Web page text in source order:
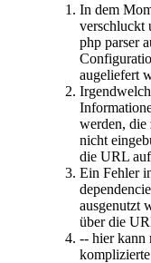
In dem
verschluckt
php parser
augeliefert
werden, die
nicht
die URL
Ein Fehler
ausgenutzt
über die
-- hier kann